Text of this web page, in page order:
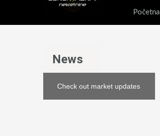
Početna
News
Check out market updates